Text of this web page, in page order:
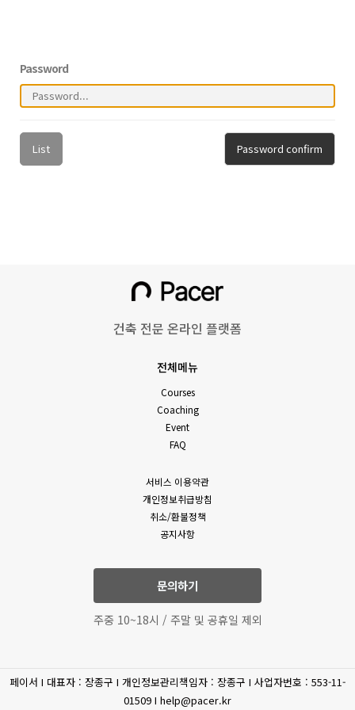
Password
List Password confirm
건축 전문 온라인 플랫폼
전체메뉴
Courses
Coaching
Event
FAQ
서비스 이용약관
개인정보취급방침
취소/환불정책
공지사항
문의하기
주중 10~18시 / 주말 및 공휴일 제외
페이서 I 대표자 : 장종구 I 개인정보관리책임자 : 장종구 I 사업자번호 : 553-11-
01509 I help@pacer.kr